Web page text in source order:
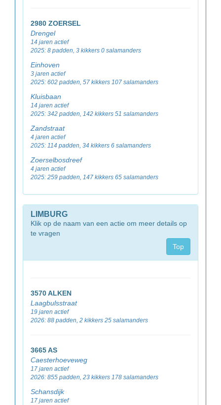
2980 ZOERSEL
Drengel
14 jaren actief
2025: 8 padden, 3 kikkers 0 salamanders
Einhoven
3 jaren actief
2025: 602 padden, 57 kikkers 107 salamanders
Kluisbaan
14 jaren actief
2025: 342 padden, 142 kikkers 51 salamanders
Zandstraat
4 jaren actief
2025: 114 padden, 34 kikkers 6 salamanders
Zoerselbosdreef
4 jaren actief
2025: 259 padden, 147 kikkers 65 salamanders
LIMBURG
Klik op de naam van een actie om meer details op
te vragen
Top
3570 ALKEN
Laagbulsstraat
19 jaren actief
2026: 88 padden, 2 kikkers 25 salamanders
3665 AS
Caesterhoeveweg
17 jaren actief
2026: 855 padden, 23 kikkers 178 salamanders
Schansdijk
17 jaren actief